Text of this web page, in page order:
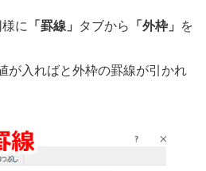
に 「罫線」 タブから 「外枠」 を
が入ればと外枠の罫線が引かれ